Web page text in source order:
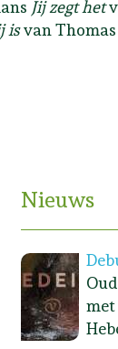
Jij zegt het
isvan Thomas
2016
Nieuws
met